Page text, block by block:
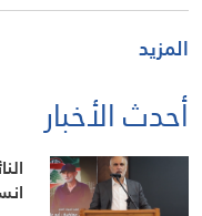
المزيد
أحدث الأخبار